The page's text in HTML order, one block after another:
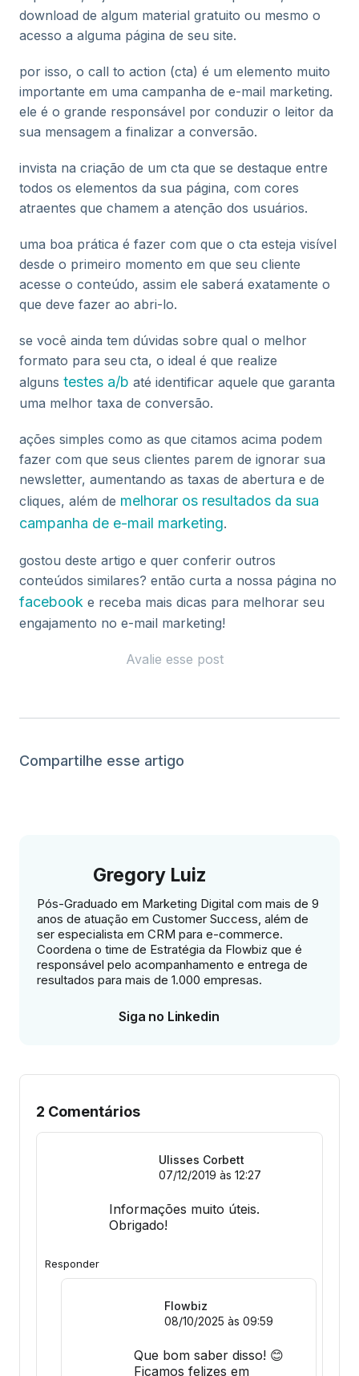
download de algum material gratuito ou mesmo o
acesso a alguma página de seu site.
por isso, o call to action (cta) é um elemento muito
importante em uma campanha de e-mail marketing.
ele é o grande responsável por conduzir o leitor da
sua mensagem a finalizar a conversão.
invista na criação de um cta que se destaque entre
todos os elementos da sua página, com cores
atraentes que chamem a atenção dos usuários.
uma boa prática é fazer com que o cta esteja visível
desde o primeiro momento em que seu cliente
acesse o conteúdo, assim ele saberá exatamente o
que deve fazer ao abri-lo.
se você ainda tem dúvidas sobre qual o melhor
formato para seu cta, o ideal é que realize
alguns testes a/b até identificar aquele que garanta
uma melhor taxa de conversão.
ações simples como as que citamos acima podem
fazer com que seus clientes parem de ignorar sua
newsletter, aumentando as taxas de abertura e de
cliques, além de melhorar os resultados da sua
campanha de e-mail marketing.
gostou deste artigo e quer conferir outros
conteúdos similares? então curta a nossa página no
facebook e receba mais dicas para melhorar seu
engajamento no e-mail marketing!
Avalie esse post
Compartilhe esse artigo
Gregory Luiz
Pós-Graduado em Marketing Digital com mais de 9
anos de atuação em Customer Success, além de
ser especialista em CRM para e-commerce.
Coordena o time de Estratégia da Flowbiz que é
responsável pelo acompanhamento e entrega de
resultados para mais de 1.000 empresas.
Siga no Linkedin
2 Comentários
Ulisses Corbett
07/12/2019 às 12:27
Informações muito úteis.
Obrigado!
Responder
Flowbiz
08/10/2025 às 09:59
Que bom saber disso! 😊
Ficamos felizes em